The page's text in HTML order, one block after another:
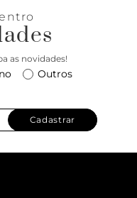
as novidades!
Outros
Cadastrar